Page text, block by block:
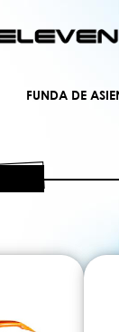
al
FUNDA DE